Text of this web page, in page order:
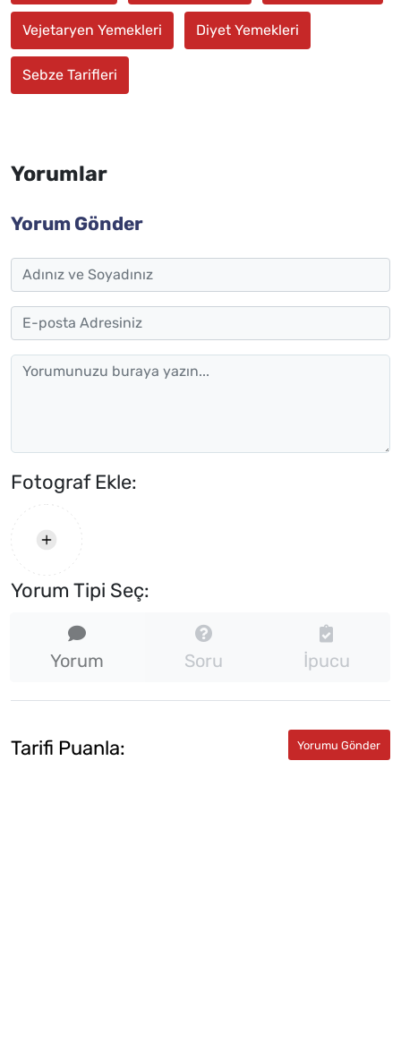
Vejetaryen Yemekleri Diyet Yemekleri
Sebze Tarifleri
Yorumlar
Yorum Gönder
Fotograf Ekle:
Yorum Tipi Seç:
Yorum Soru İpucu
Tarifi Puanla: